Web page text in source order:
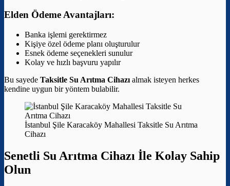
Elden Ödeme Avantajları:
Banka işlemi gerektirmez
Kişiye özel ödeme planı oluşturulur
Esnek ödeme seçenekleri sunulur
Kolay ve hızlı başvuru yapılır
Bu sayede Taksitle Su Arıtma Cihazı almak isteyen herkes
kendine uygun bir yöntem bulabilir.
İstanbul Şile Karacaköy Mahallesi Taksitle Su Arıtma
Cihazı
Senetli Su Arıtma Cihazı İle Kolay Sahip
Olun